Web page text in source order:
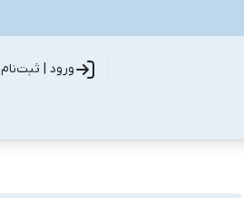
ورود | ثبت‌نام